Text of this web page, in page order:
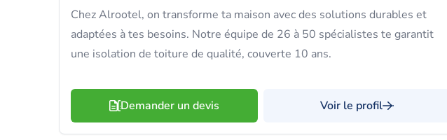
Chez Alrootel, on transforme ta maison avec des solutions durables et
adaptées à tes besoins. Notre équipe de 26 à 50 spécialistes te garantit
une isolation de toiture de qualité, couverte 10 ans.
Demander un devis Voir le profil